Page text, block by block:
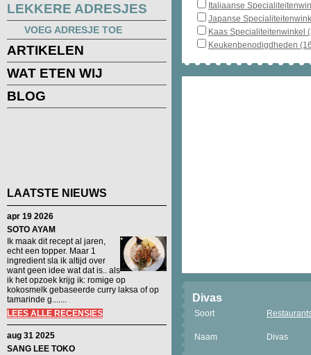
LEKKERE ADRESJES
VOEG ADRESJE TOE
ARTIKELEN
WAT ETEN WIJ
BLOG
LAATSTE NIEUWS
apr 19 2026
SOTO AYAM
Ik maak dit recept al jaren,
echt een topper. Maar 1
ingredient sla ik altijd over
want geen idee wat dat is.. als
ik het opzoek krijg ik: romige op
kokosmelk gebaseerde curry laksa of op
tamarinde g.......
LEES ALLE RECENSIES
aug 31 2025
SANG LEE TOKO
Italiaanse
Japanse
Kaas Specialiteitenwinkel
Keukenbenodigdheden
Divas
Soort
Naam Divas